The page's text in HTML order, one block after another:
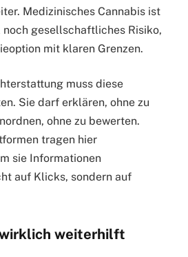
Medizinisches Cannabis ist
gesellschaftliches Risiko,
mit klaren Grenzen.
muss diese
Sie darf erklären, ohne zu
ohne zu bewerten.
tragen hier
sie Informationen
auf Klicks, sondern auf
weiterhilft